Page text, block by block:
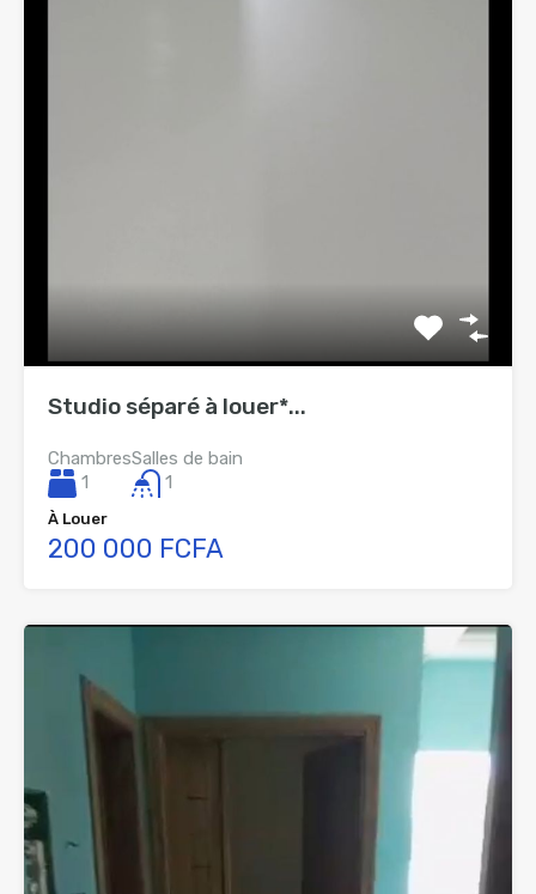
Studio séparé à louer*...
Chambres
1
Salles de bain
1
À Louer
200 000 FCFA